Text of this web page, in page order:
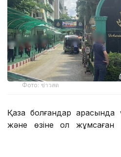
Фото: ข่าวสด
Қаза болғандар
және өзіне қол